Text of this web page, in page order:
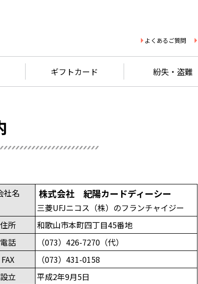
よくあるご質問
ギフトカード 紛失・盗難
社名 株式会社 紀陽カードディーシー
三菱UFJニコス（株）のフランチャイジー
住所
和歌山市本町四丁目45番地
電話
（073）426-7270（代）
FAX
（073）431-0158
設立
平成2年9月5日